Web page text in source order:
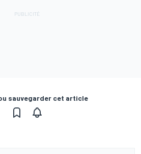
sauvegarder cet article